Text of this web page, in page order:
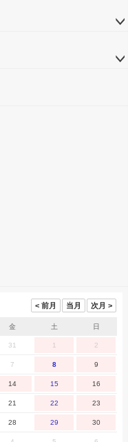
金 土 日
31 1 2
7 8 9
14 15 16
21 22 23
28 29 30